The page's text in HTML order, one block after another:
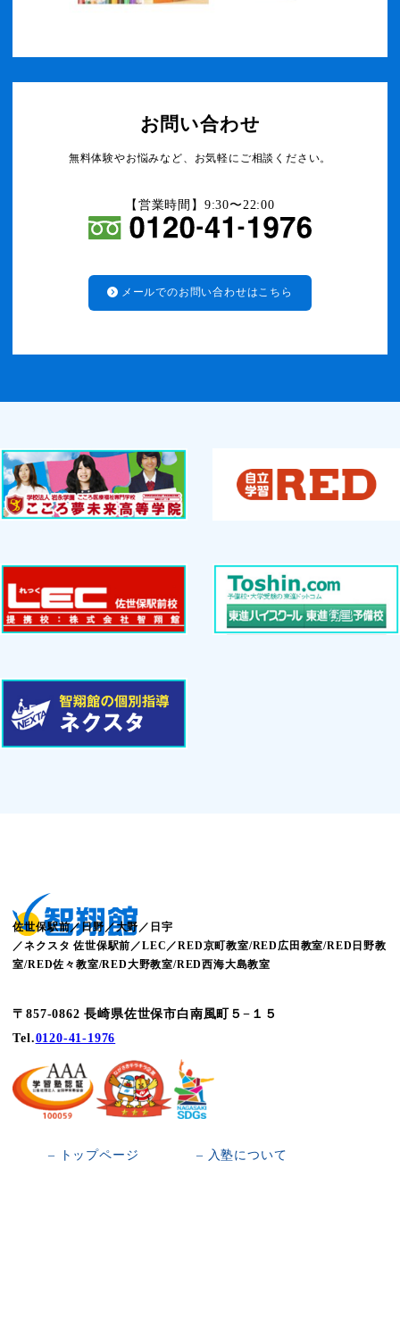
お問い合わせ
無料体験やお悩みなど、お気軽にご相談ください。
【営業時間】9:30〜22:00
メールでのお問い合わせはこちら
佐世保駅前／日野／大野／日宇
／ネクスタ 佐世保駅前／LEC／RED京町教室/RED広田教室/RED日野教
室/RED佐々教室/RED大野教室/RED西海大島教室
〒857-0862 長崎県佐世保市白南風町５−１５
Tel.0120-41-1976
– トップページ – 入塾について